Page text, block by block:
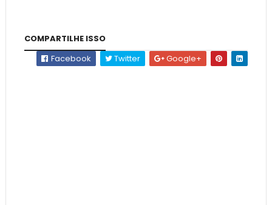
COMPARTILHE ISSO
Facebook
Twitter Google+